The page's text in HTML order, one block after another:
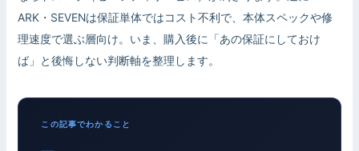
ARK・SEVENは保証単体ではコスト不利で、本体スペックや修
理速度で選ぶ層向け。いま、購入後に「あの保証にしておけ
ば」と後悔しない判断軸を整理します。
この記事でわかること